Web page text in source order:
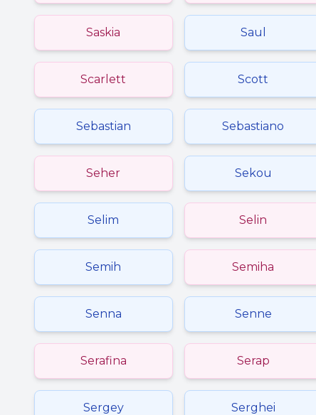
Saskia Saul
Scarlett Scott
Sebastian Sebastiano
Seher Sekou
Selim Selin
Semih Semiha
Senna Senne
Serafina Serap
Sergey Serghei